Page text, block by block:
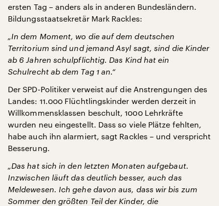
ersten Tag – anders als in anderen Bundesländern.
Bildungsstaatsekretär Mark Rackles:
„In dem Moment, wo die auf dem deutschen
Territorium sind und jemand Asyl sagt, sind die Kinder
ab 6 Jahren schulpflichtig. Das Kind hat ein
Schulrecht ab dem Tag 1 an.“
Der SPD-Politiker verweist auf die Anstrengungen des
Landes: 11.000 Flüchtlingskinder werden derzeit in
Willkommensklassen beschult, 1000 Lehrkräfte
wurden neu eingestellt. Dass so viele Plätze fehlten,
habe auch ihn alarmiert, sagt Rackles – und verspricht
Besserung.
„Das hat sich in den letzten Monaten aufgebaut.
Inzwischen läuft das deutlich besser, auch das
Meldewesen. Ich gehe davon aus, dass wir bis zum
Sommer den größten Teil der Kinder, die